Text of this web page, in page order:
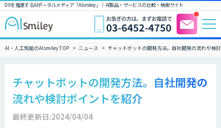
DXを推進するAIポータルメディア「AIsmiley」｜ AI製品・サービスの比較・検索サイト
AI・人工知能のAIsmiley TOP ニュース チャットボットの開発方法。自社開発の流れや検
チャットボットの開発方法。自社開発の
流れや検討ポイントを紹介
最終更新日:2024/04/04